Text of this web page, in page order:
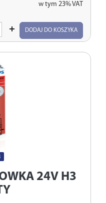
w tym 23% VAT
DODAJ DO KOSZYKA
24V H3